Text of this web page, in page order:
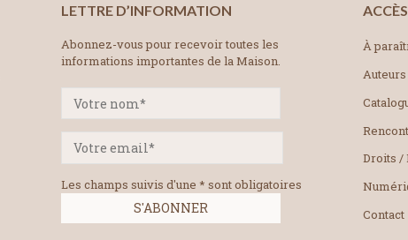
LETTRE D’INFORMATION
Abonnez-vous pour recevoir toutes les
informations importantes de la Maison.
Les champs suivis d'une * sont obligatoires
À
Auteurs
Droits /
Contact